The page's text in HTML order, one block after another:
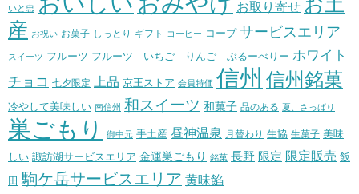
いと忠 お取り寄せ お土
産 お祝い お菓子 しっとり ギフト コーヒー コープ サービスエリア
スイーツ フルーツ フルーツ いちご りんご ぶるーべりー ホワイト
チョコ 七夕限定 上品 京王ストア 会員特価 信州 信州銘菓
冷やして美味しい 南信州 和スイーツ 和菓子 品のある 夏、さっぱり
巣ごもり 御中元 手土産 昼神温泉 月替わり 生協 生菓子 美味
しい 諏訪湖サービスエリア 金運巣ごもり 銘菓 長野 限定 限定販売 飯
田 駒ケ岳サービスエリア 黄味餡